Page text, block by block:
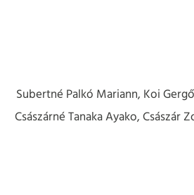
Subertné Palkó Mariann, Koi
Császárné Tanaka Ayako, Császár